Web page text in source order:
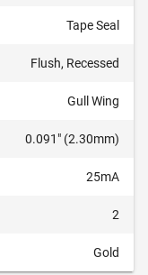
Tape Seal
Flush, Recessed
Gull Wing
0.091" (2.30mm)
25mA
2
Gold